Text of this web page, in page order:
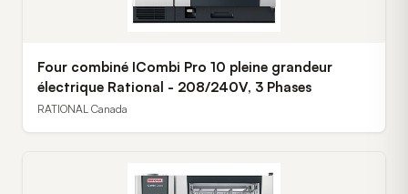
Four combiné ICombi Pro 10 pleine grandeur
électrique Rational - 208/240V, 3 Phases
RATIONAL Canada